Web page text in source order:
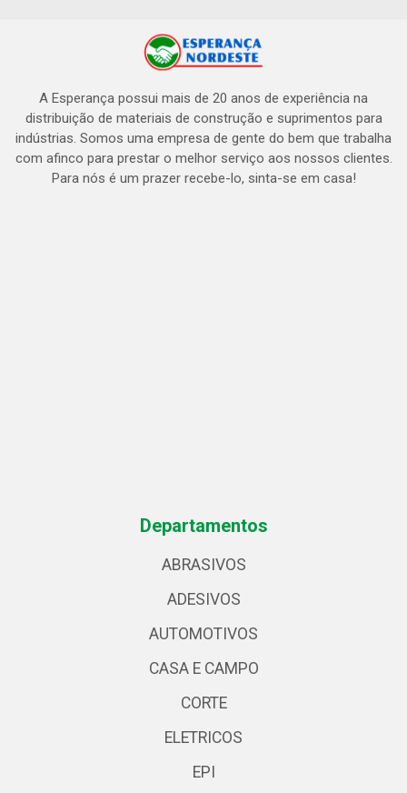
A Esperança possui mais de 20 anos de experiência na
distribuição de materiais de construção e suprimentos para
indústrias. Somos uma empresa de gente do bem que trabalha
com afinco para prestar o melhor serviço aos nossos clientes.
Para nós é um prazer recebe-lo, sinta-se em casa!
Departamentos
ABRASIVOS
ADESIVOS
AUTOMOTIVOS
CASA E CAMPO
CORTE
ELETRICOS
EPI